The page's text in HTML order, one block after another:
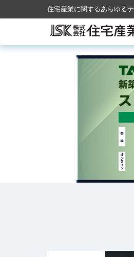
住宅産業に関するあらゆる
コンテンツに移動